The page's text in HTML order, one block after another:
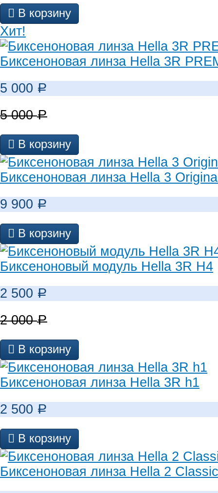
В корзину
Хит!
Биксеноновая линза Hella 3R
5 000 Р
5 000Р
В корзину
Биксеноновая линза Hella 3
9 900 Р
В корзину
Биксеноновый модуль Hella 3R H4
2 500 Р
2 000Р
В корзину
Биксеноновая линза Hella 3R h1
2 500 Р
В корзину
Биксеноновая линза Hella 2 Classic